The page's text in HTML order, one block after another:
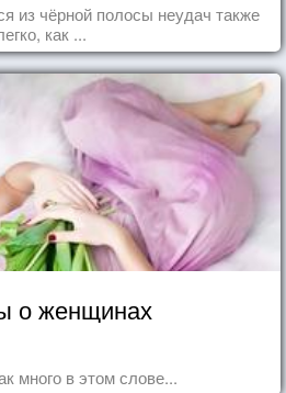
из чёрной полосы неудач также
как ...
о женщинах
много в этом слове...